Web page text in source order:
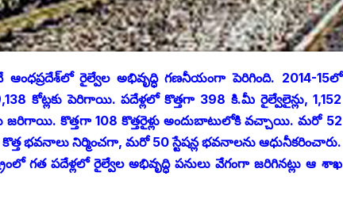
రైల్వేల అభివృద్ధి గణనీయంగా పెరిగింది. 2014-15లో
కోట్లకు పెరిగాయి. పదేళ్లలో కొత్తగా 398 కి.మీ రైల్వేలైన్లు, 1,152
జరిగాయి. కొత్తగా 108 కొత్తరైళ్లు అందుబాటులోకి వచ్చాయి. మరో 52
కొత్త భవనాలు నిర్మించగా, మరో 50 స్టేషన్ల భవనాలను ఆధునీకరించారు.
గత పదేళ్లలో రైల్వేల అభివృద్ధి పనులు వేగంగా జరిగినట్లు ఆ శాఖ